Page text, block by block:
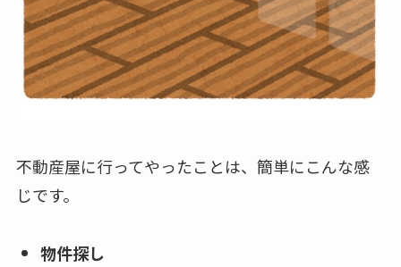
不動産屋に行ってやったことは、簡単にこんな感
じです。
物件探し